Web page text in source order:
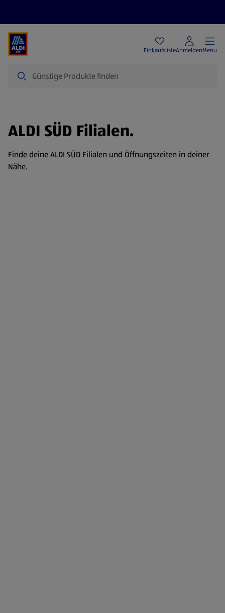
EinkaufslisteAnmeldenMenu
ALDI SÜD Filialen.
Finde deine ALDI SÜD Filialen und Öffnungszeiten in deiner
Nähe.